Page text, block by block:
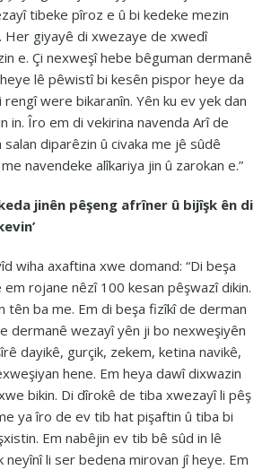
tibeke pîroz e û bi kedeke mezin
Her giyayê di xwezaye de xwedî
e. Çi nexweşî hebe bêguman dermanê
lê pêwistî bi kesên pispor heye da
rengî were bikaranîn. Yên ku ev yek dan
in. Îro em di vekirina navenda Arî de
diparêzin û civaka me jê sûdê
navendeke alîkariya jin û zarokan e.”
jinên pêşeng afrîner û bijîşk ên di
wiha axaftina xwe domand: “Di beşa
rojane nêzî 100 kesan pêşwazî dikin.
tên ba me. Em di beşa fizîkî de derman
dermanê wezayî yên ji bo nexweşiyên
dayikê, gurçik, zekem, ketina navikê,
hene. Em heya dawî dixwazin
bikin. Di dîrokê de tiba xwezayî li pêş
ya îro de ev tib hat pişaftin û tiba bi
Em nabêjin ev tib bê sûd in lê
li ser bedena mirovan jî heye. Em